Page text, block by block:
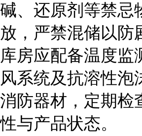
碱、还原剂等禁忌
放，严禁混储以防
库房应配备温度监
风系统及抗溶性泡
消防器材，定期检
性与产品状态。